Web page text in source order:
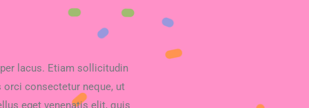
lacus. Etiam sollicitudin
consectetur neque, ut
eget venenatis elit, quis